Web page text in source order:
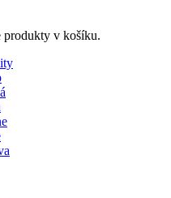
produkty v košíku.